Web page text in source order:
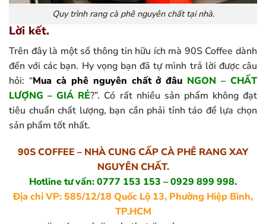
Quy trình rang cà phê nguyên chất tại nhà.
Lời kết.
Trên đây là một số thông tin hữu ích mà 90S Coffee dành
đến với các bạn. Hy vọng bạn đã tự mình trả lời được câu
hỏi: “Mua cà phê nguyên chất ở đâu NGON – CHẤT
LƯỢNG – GIÁ RẺ?”. Có rất nhiều sản phẩm không đạt
tiêu chuẩn chất lượng, bạn cần phải tỉnh táo để lựa chọn
sản phẩm tốt nhất.
90S COFFEE – NHÀ CUNG CẤP CÀ PHÊ RANG XAY
NGUYÊN CHẤT.
Hotline tư vấn: 0777 153 153 – 0929 899 998.
Địa chỉ VP: 585/12/18 Quốc Lộ 13, Phường Hiệp Bình,
TP.HCM